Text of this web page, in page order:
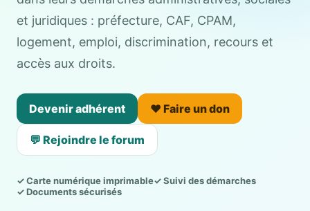
et juridiques : préfecture, CAF, CPAM,
logement, emploi, discrimination, recours et
accès aux droits.
Devenir adhérent ❤️ Faire un don
💬 Rejoindre le forum
✓ Carte numérique imprimable✓ Suivi des démarches
✓ Documents sécurisés